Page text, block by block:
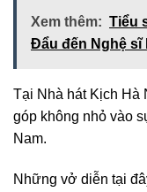
Xem thêm: Tiểu
Đẩu đến Nghệ sĩ
Tại Nhà hát Kịch Hà
góp không nhỏ vào
Nam.
Những vở diễn tại